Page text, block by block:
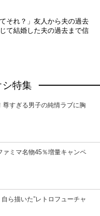
それ？」友人から夫の過去
て結婚した夫の過去まで信
特集
尊すぎる男子の純情ラブに胸
ァミマ名物45％増量キャンペ
ら描いた”レトロフューチャ